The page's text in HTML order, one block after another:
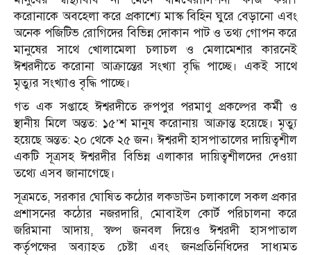
করোনাকে অবহেলা করে প্রকাশ্যে মাস্ক বিহিন ঘুরে বেড়ানো এবং
অনেক পজিটিভ রোগিদের বিভিন্ন দোকান পাট ও তথ্য গোপন করে
মানুষের সাথে খোলামেলা চলাচল ও মেলামেশার কারনেই
ঈশ্বরদীতে করোনা আক্রান্তের সংখ্যা বৃদ্ধি পাচ্ছে। একই সাথে
মৃত্যুর সংখ্যাও বৃদ্ধি পাচ্ছে।
গত এক সপ্তাহে ঈশ্বরদীতে রুপপুর পরমাণু প্রকল্পের কর্মী ও
স্থানীয় মিলে অন্তত: ১৫’শ মানুষ করোনায় আক্রান্ত হয়েছে। মৃত্যু
হয়েছে অন্তত: ২০ থেকে ২৫ জন। ঈশ্বরদী হাসপাতালের দায়িত্বশীল
একটি সূত্রসহ ঈশ্বরদীর বিভিন্ন এলাকার দায়িত্বশীলদের দেওয়া
তথ্যে এসব জানাগেছে।
সূত্রমতে, সরকার ঘোষিত কঠোর লকডাউন চলাকালে সকল প্রকার
প্রশাসনের কঠোর নজরদারি, মোবাইল কোর্ট পরিচালনা করে
জরিমানা আদায়, স্বল্প জনবল দিয়েও ঈশ্বরদী হাসপাতাল
কর্তৃপক্ষের অব্যাহত চেষ্টা এবং জনপ্রতিনিধিদের সাধ্যমত